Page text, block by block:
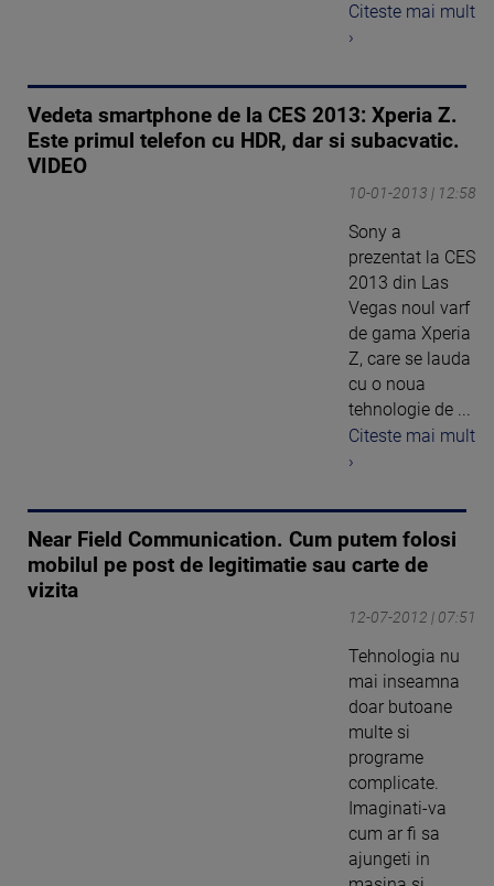
Citeste mai mult
›
Vedeta smartphone de la CES 2013: Xperia Z.
Este primul telefon cu HDR, dar si subacvatic.
VIDEO
10-01-2013 | 12:58
Sony a
prezentat la CES
2013 din Las
Vegas noul varf
de gama Xperia
Z, care se lauda
cu o noua
tehnologie de ...
Citeste mai mult
›
Near Field Communication. Cum putem folosi
mobilul pe post de legitimatie sau carte de
vizita
12-07-2012 | 07:51
Tehnologia nu
mai inseamna
doar butoane
multe si
programe
complicate.
Imaginati-va
cum ar fi sa
ajungeti in